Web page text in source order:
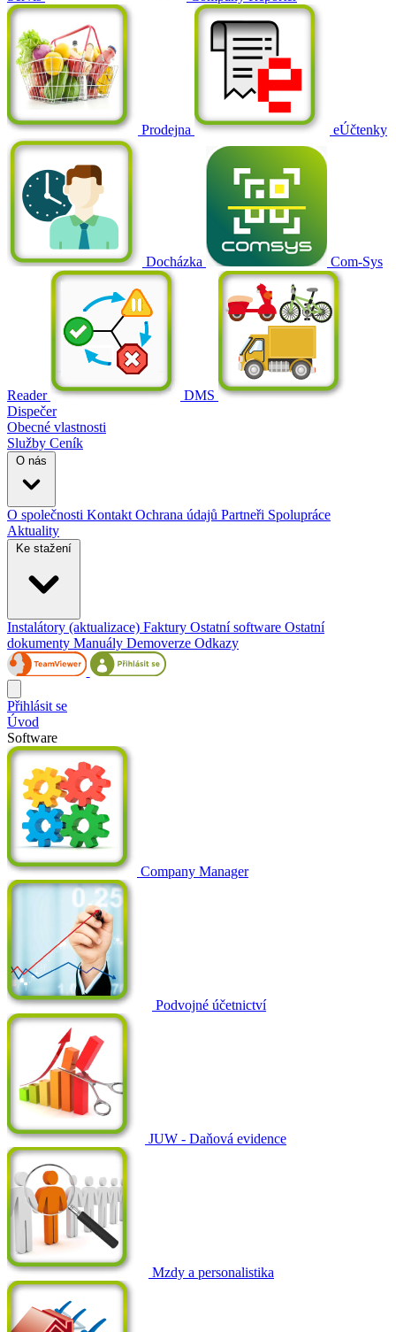
Prodejna eÚčtenky
Docházka Com-Sys
Reader
DMS
Dispečer
Obecné vlastnosti
Služby Ceník
O nás
O společnosti Kontakt Ochrana údajů Partneři Spolupráce
Aktuality
Ke stažení
Instalátory (aktualizace) Faktury Ostatní software Ostatní
dokumenty Manuály Demoverze Odkazy
Přihlásit se
Úvod
Software
Company Manager
Podvojné účetnictví
JUW - Daňová evidence
Mzdy a personalistika